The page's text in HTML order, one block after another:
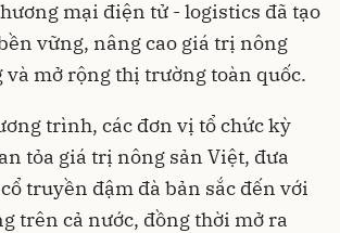
mại điện tử - logistics đã tạo
vững, nâng cao giá trị nông
và mở rộng thị trường toàn quốc.
trình, các đơn vị tổ chức kỳ
tỏa giá trị nông sản Việt, đưa
truyền đậm đà bản sắc đến với
trên cả nước, đồng thời mở ra